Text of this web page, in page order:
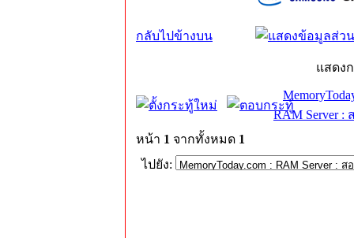
กลับไปข้างบน
แสดง
RAM Server :
หน้า 1 จากทั้งหมด 1
ไปยัง: